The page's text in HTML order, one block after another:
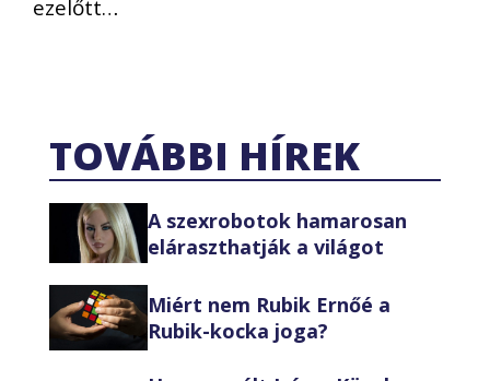
ezelőtt…
TOVÁBBI HÍREK
A szexrobotok hamarosan
eláraszthatják a világot
Miért nem Rubik Ernőé a
Rubik-kocka joga?